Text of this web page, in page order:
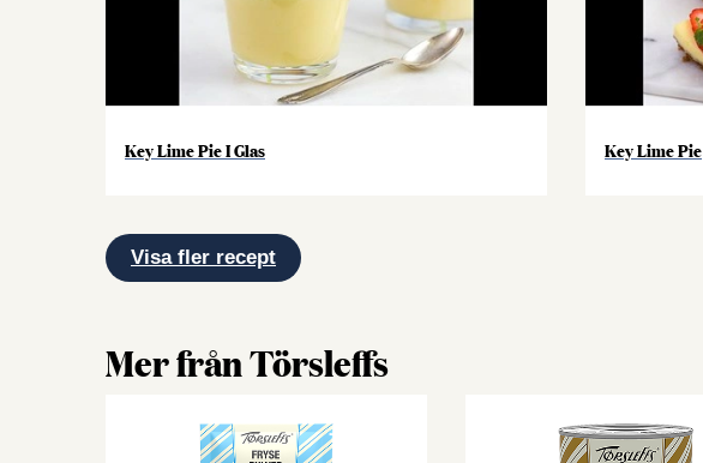
Key Lime Pie I Glas Key Lime Pie
Visa fler recept
Mer från Törsleffs